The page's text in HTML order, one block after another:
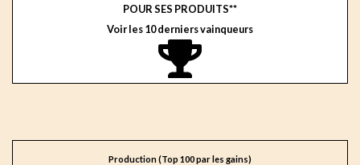
POUR SES PRODUITS**
Voir les 10 derniers vainqueurs
Production (Top 100 par les gains)